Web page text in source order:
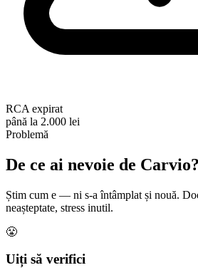
RCA expirat
până la 2.000 lei
Problemă
De ce ai nevoie de Carvio?
Știm cum e — ni s-a întâmplat și nouă.
neașteptate, stress inutil.
😤
Uiți să verifici